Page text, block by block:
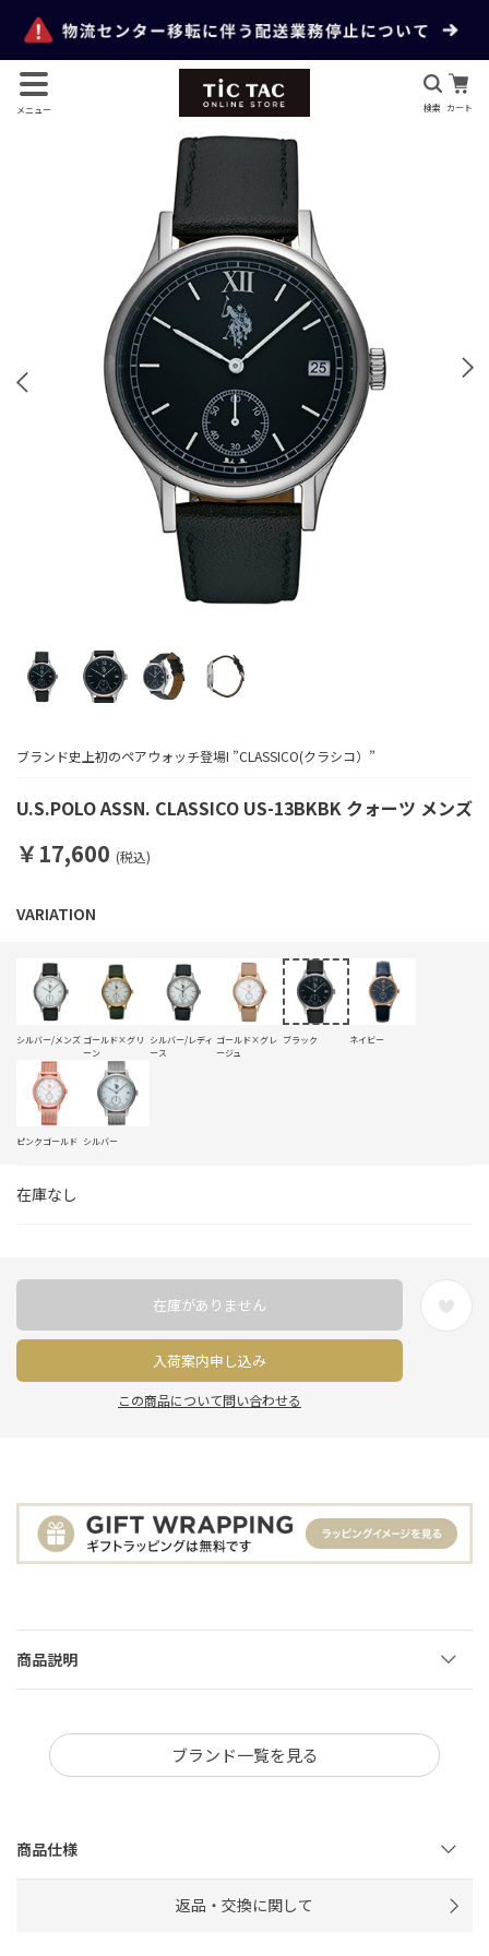
メニュー 検索 カート
U.S.POLO ASSN. CLASSICO US-13BKBK クォーツ メンズ
ブランド史上初のペアウォッチ登場I ”CLASSICO(クラシコ）”
￥17,600 (税込)
在庫なし
シルバー/メンズ ゴールド×グリ
ーン
シルバー/レディ
ース
ゴールド×グレ
ージュ
ブラック ネイビー
ピンクゴールド シルバー
入荷案内申し込み
在庫がありません
この商品について問い合わせる
商品説明
ブランド一覧を見る
商品仕様
返品・交換に関して